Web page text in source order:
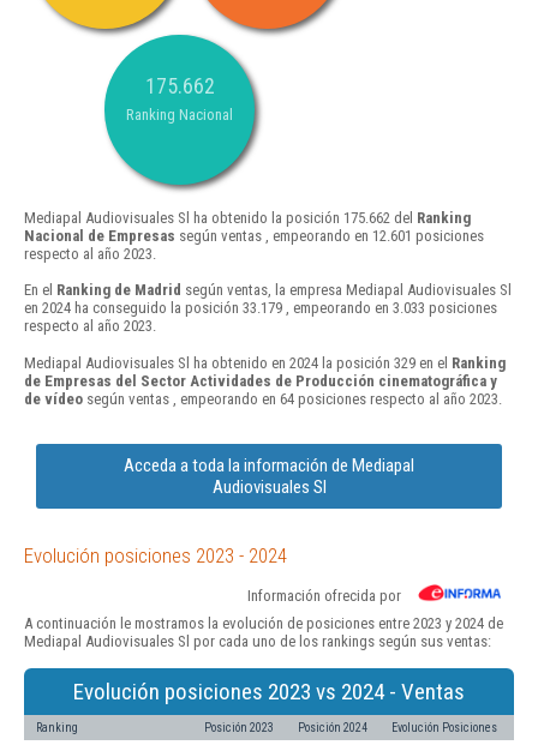
175.662
Ranking Nacional
Mediapal Audiovisuales Sl ha obtenido la posición 175.662 del Ranking
Nacional de Empresas según ventas , empeorando en 12.601 posiciones
respecto al año 2023.
En el Ranking de Madrid según ventas, la empresa Mediapal Audiovisuales Sl
en 2024 ha conseguido la posición 33.179 , empeorando en 3.033 posiciones
respecto al año 2023.
Mediapal Audiovisuales Sl ha obtenido en 2024 la posición 329 en el Ranking
de Empresas del Sector Actividades de Producción cinematográfica y
de vídeo según ventas , empeorando en 64 posiciones respecto al año 2023.
Acceda a toda la información de Mediapal
Audiovisuales Sl
Evolución posiciones 2023 - 2024
Información ofrecida por
A continuación le mostramos la evolución de posiciones entre 2023 y 2024 de
Mediapal Audiovisuales Sl por cada uno de los rankings según sus ventas:
Evolución posiciones 2023 vs 2024 - Ventas
Ranking Posición 2023 Posición 2024 Evolución Posiciones